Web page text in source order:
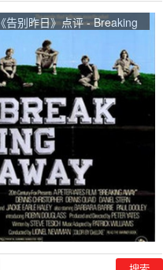
《告别昨日》点评 - Breaking
Away网友评价